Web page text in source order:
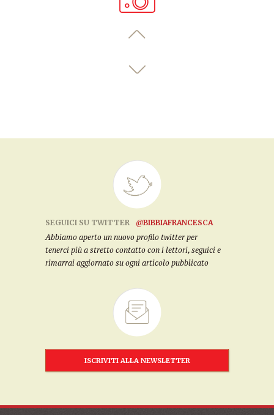
SEGUICI SU TWITTER
@BIBBIAFRANCESCA
Abbiamo aperto un nuovo profilo twitter per
tenerci più a stretto contatto con i lettori, seguici e
rimarrai aggiornato su ogni articolo pubblicato
ISCRIVITI ALLA NEWSLETTER